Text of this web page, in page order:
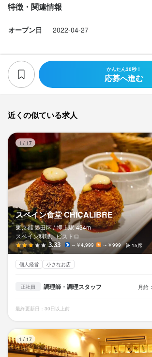
特徴・関連情報
オープン日 2022-04-27
かんたん30秒！
応募へ進む
近くの似ている求人
1 / 17
スペイン食堂 CHICALIBRE
東京都 墨田区 / 押上駅 434m
スペイン料理、ビストロ
3.33 ～￥4,999 ～￥999 15席
個人経営 小さなお店
正社員 調理師・調理スタッフ 月給：
最終更新日：30日以上前
1 / 17